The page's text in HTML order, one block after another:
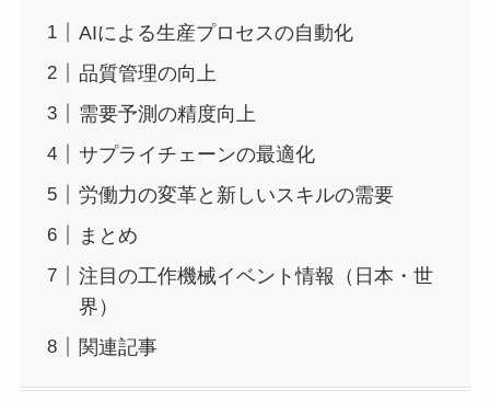
AIによる生産プロセスの自動化
品質管理の向上
需要予測の精度向上
サプライチェーンの最適化
労働力の変革と新しいスキルの需要
まとめ
注目の工作機械イベント情報（日本・世
界）
関連記事